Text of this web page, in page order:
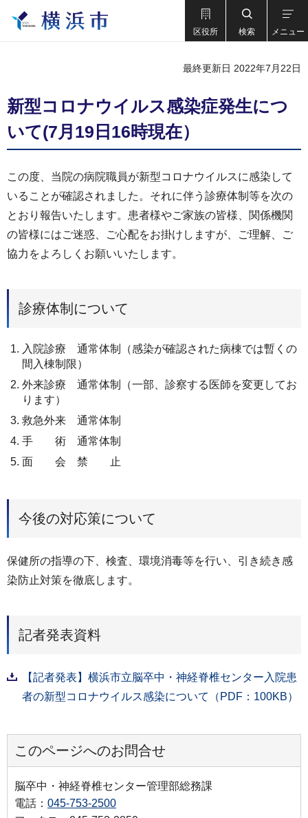
区役所 検索 メニュー
最終更新日 2022年7月22日
新型コロナウイルス感染症発生につ
いて(7月19日16時現在）
この度、当院の病院職員が新型コロナウイルスに感染して
いることが確認されました。それに伴う診療体制等を次の
とおり報告いたします。患者様やご家族の皆様、関係機関
の皆様にはご迷惑、ご心配をお掛けしますが、ご理解、ご
協力をよろしくお願いいたします。
診療体制について
入院診療 通常体制（感染が確認された病棟では暫くの
間入棟制限）
外来診療 通常体制（一部、診察する医師を変更してお
ります）
救急外来 通常体制
手 術 通常体制
面 会 禁 止
今後の対応策について
保健所の指導の下、検査、環境消毒等を行い、引き続き感
染防止対策を徹底します。
記者発表資料
【記者発表】横浜市立脳卒中・神経脊椎センター入院患
者の新型コロナウイルス感染について（PDF：100KB）
このページへのお問合せ
脳卒中・神経脊椎センター管理部総務課
電話： 045-753-2500